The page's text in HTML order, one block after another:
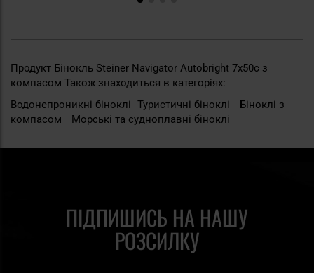
Продукт Бінокль Steiner Navigator Autobright 7x50c з
компасом Також знаходиться в категоріях:
Водонепроникні біноклі Туристичні біноклі
Біноклі з
компасом
Морські та судноплавні біноклі
ПІДПИШИСЬ НА НАШУ
РОЗСИЛКУ